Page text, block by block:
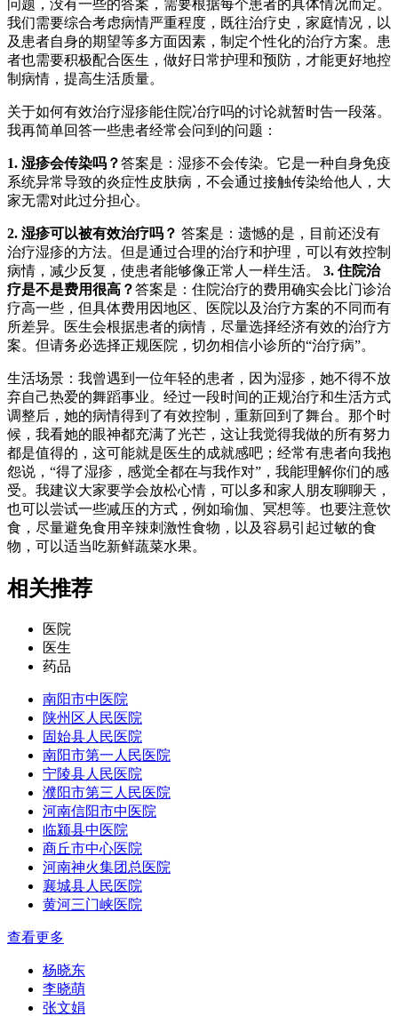
问题，没有一些的答案，需要根据每个患者的具体情况而定。
我们需要综合考虑病情严重程度，既往治疗史，家庭情况，以
及患者自身的期望等多方面因素，制定个性化的治疗方案。患
者也需要积极配合医生，做好日常护理和预防，才能更好地控
制病情，提高生活质量。
关于如何有效治疗湿疹能住院冶疗吗的讨论就暂时告一段落。
我再简单回答一些患者经常会问到的问题：
1. 湿疹会传染吗？答案是：湿疹不会传染。它是一种自身免疫
系统异常导致的炎症性皮肤病，不会通过接触传染给他人，大
家无需对此过分担心。
2. 湿疹可以被有效治疗吗？ 答案是：遗憾的是，目前还没有
治疗湿疹的方法。但是通过合理的治疗和护理，可以有效控制
病情，减少反复，使患者能够像正常人一样生活。 3. 住院治
疗是不是费用很高？答案是：住院治疗的费用确实会比门诊治
疗高一些，但具体费用因地区、医院以及治疗方案的不同而有
所差异。医生会根据患者的病情，尽量选择经济有效的治疗方
案。但请务必选择正规医院，切勿相信小诊所的“治疗病”。
生活场景：我曾遇到一位年轻的患者，因为湿疹，她不得不放
弃自己热爱的舞蹈事业。经过一段时间的正规治疗和生活方式
调整后，她的病情得到了有效控制，重新回到了舞台。那个时
候，我看她的眼神都充满了光芒，这让我觉得我做的所有努力
都是值得的，这可能就是医生的成就感吧；经常有患者向我抱
怨说，“得了湿疹，感觉全都在与我作对”，我能理解你们的感
受。我建议大家要学会放松心情，可以多和家人朋友聊聊天，
也可以尝试一些减压的方式，例如瑜伽、冥想等。也要注意饮
食，尽量避免食用辛辣刺激性食物，以及容易引起过敏的食
物，可以适当吃新鲜蔬菜水果。
相关推荐
医院
医生
药品
南阳市中医院
陕州区人民医院
固始县人民医院
南阳市第一人民医院
宁陵县人民医院
濮阳市第三人民医院
河南信阳市中医院
临颍县中医院
商丘市中心医院
河南神火集团总医院
襄城县人民医院
黄河三门峡医院
查看更多
杨晓东
李晓萌
张文娟